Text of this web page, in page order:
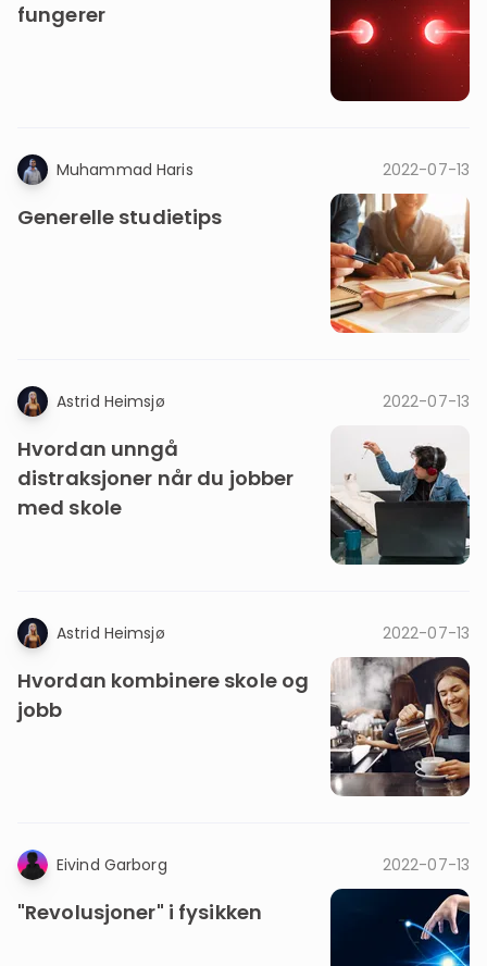
fungerer
Muhammad Haris 2022-07-13
Generelle studietips
Astrid Heimsjø 2022-07-13
Hvordan unngå
distraksjoner når du jobber
med skole
Astrid Heimsjø 2022-07-13
Hvordan kombinere skole og
jobb
Eivind Garborg 2022-07-13
"Revolusjoner" i fysikken